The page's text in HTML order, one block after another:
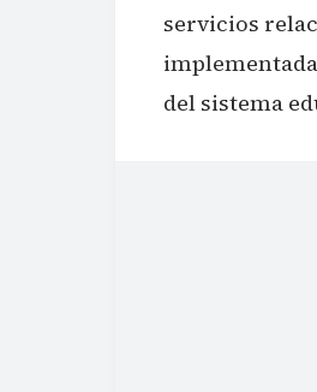
servicios
del sistema